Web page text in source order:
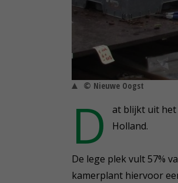
© Nieuwe Oogst
D
at blijkt uit het
Holland.
De lege plek vult 57%
kamerplant hiervoor